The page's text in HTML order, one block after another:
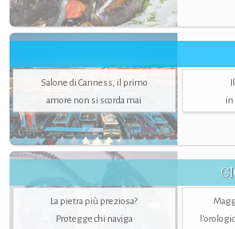
Salone di Canness, il primo
amore non si scorda mai
in
La pietra più preziosa?
Protegge chi naviga